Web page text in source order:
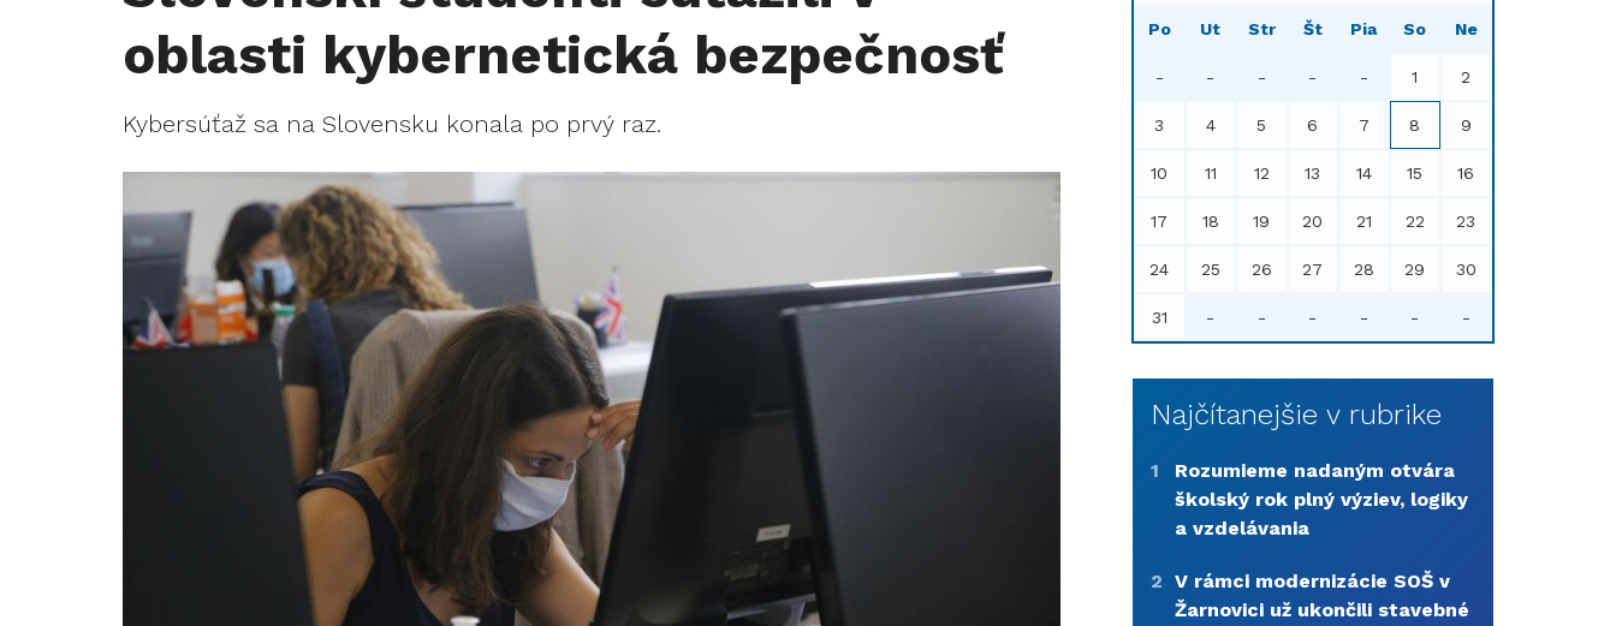
oblasti kybernetická bezpečnosť
Kybersúťaž sa na Slovensku konala po prvý raz.
Po Ut Str Št Pia So Ne
- - - - - 1 2
3 4 5 6 7 8 9
10 11 12 13 14 15 16
17 18 19 20 21 22 23
24 25 26 27 28 29 30
31 - - - - - -
Najčítanejšie v rubrike
1
Rozumieme nadaným otvára
školský rok plný výziev, logiky
a vzdelávania
2 V rámci modernizácie SOŠ v
Žarnovici už ukončili stavebné